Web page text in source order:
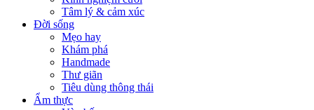
Tâm lý & cảm xúc
Đời sống
Mẹo hay
Khám phá
Handmade
Thư giãn
Tiêu dùng thông thái
Ẩm thực